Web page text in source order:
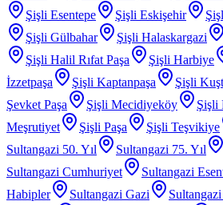
Şişli Esentepe
Şişli Eskişehir
Şişli Gülbahar
Şişli Halaskargazi
Şişli Halil Rıfat Paşa
Şişli Harbiye
İzzetpaşa
Şişli Kaptanpaşa Şişli
Şevket Paşa
Şişli Mecidiyeköy Şişli
Meşrutiyet
Şişli Paşa Şişli Teşvikiye
Sultangazi 50. Yıl
Sultangazi 75. Yıl
Sultangazi Cumhuriyet
Sultangazi
Habipler
Sultangazi Gazi